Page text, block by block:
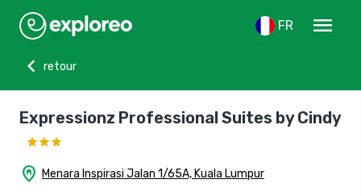
FR
menu
chevron_left
retour
Expressionz Professional Suites by Cindy
home_pin Menara Inspirasi Jalan 1/65A, Kuala Lumpur